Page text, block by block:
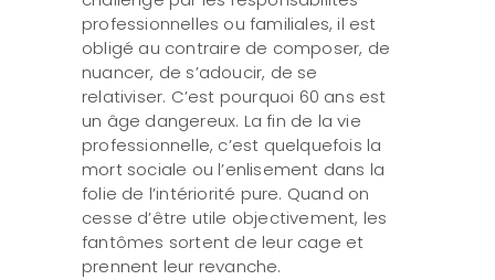
professionnelles ou familiales, il est
obligé au contraire de composer, de
nuancer, de s’adoucir, de se
relativiser. C’est pourquoi 60 ans est
un âge dangereux. La fin de la vie
professionnelle, c’est quelquefois la
mort sociale ou l’enlisement dans la
folie de l’intériorité pure. Quand on
cesse d’être utile objectivement, les
fantômes sortent de leur cage et
prennent leur revanche.